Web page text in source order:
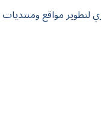
لتطوير مواقع